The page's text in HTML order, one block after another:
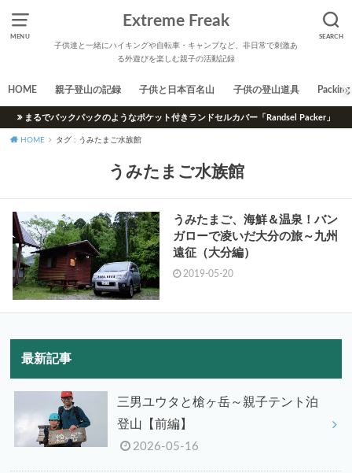
MENU SEARCH
Extreme Freak
子供達と一緒にハイキングや自転車・キャンプなど、非日常で刺激あ
る外遊びを楽しむ親子の活動記録
HOME 親子登山の記録 子供と日本百名山 子供の登山道具 Packing
まるでバックパックのようなポケット付きランドセルカバー「Randsel Packer」
HOME タグ : うみたまご水族館
うみたまご水族館
うみたまご、海鮮＆温泉！バン
ガローで凌いだ大分の旅～九州
遠征（大分編）
2019-05-20
最新記事
三男ユウタと槍ヶ岳～親子テント泊
登山【前編】
2026-05-16